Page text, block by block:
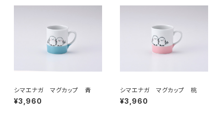
シマエナガ マグカップ 青
¥3,960
シマエナガ マグカップ 桃
¥3,960